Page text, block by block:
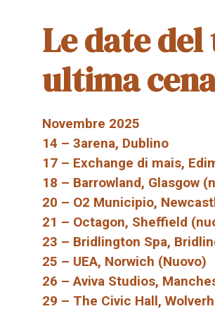
Le date
ultima
Novembre 2025
14 – 3arena, Dublino
17 – Exchange di mais,
18 – Barrowland, Glasgow
20 – O2 Municipio,
21 – Octagon, Sheffield
23 – Bridlington Spa,
25 – UEA, Norwich (Nuovo)
26 – Aviva Studios,
29 – The Civic Hall,